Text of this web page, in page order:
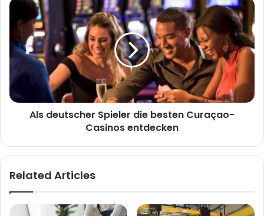
Als deutscher Spieler die besten Curaçao-
Casinos entdecken
Related Articles